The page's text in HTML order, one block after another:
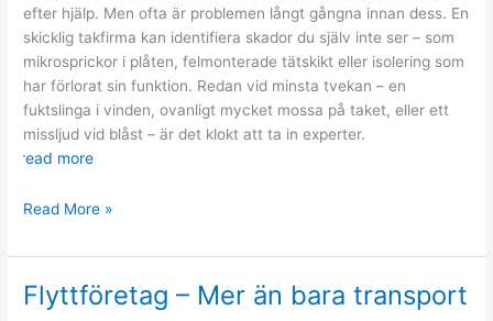
efter hjälp. Men ofta är problemen långt gångna innan dess. En
skicklig takfirma kan identifiera skador du själv inte ser – som
mikrosprickor i plåten, felmonterade tätskikt eller isolering som
har förlorat sin funktion. Redan vid minsta tvekan – en
fuktslinga i vinden, ovanligt mycket mossa på taket, eller ett
missljud vid blåst – är det klokt att ta in experter.
read more
Mer
bara
Read More »
Flyttföretag – Mer än bara transport